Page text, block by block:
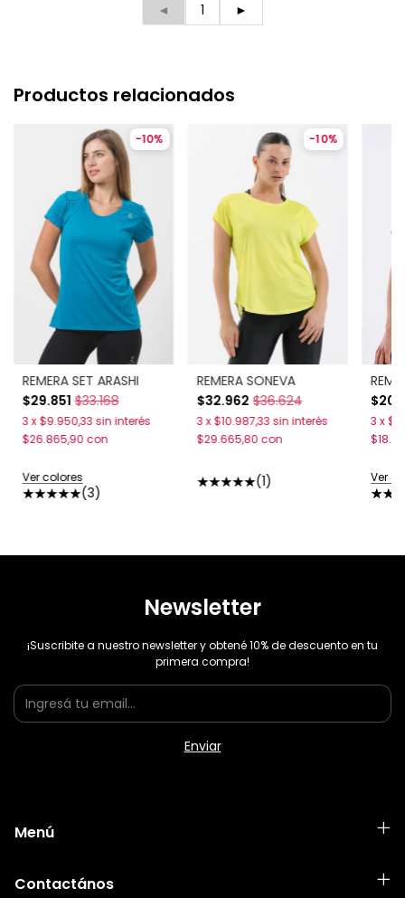
◄ 1 ►
Productos relacionados
-10%
REMERA SET ARASHI
$29.851 $33.168
(3)
3 x$9.950,33 sin interés
$26.865,90 con
Ver colores
-10%
REMERA SONEVA
$32.962 $36.624
(1)
3 x$10.987,33 sin interés
$29.665,80 con
3 x
Ver
Newsletter
¡Suscribite a nuestro newsletter y obtené 10% de descuento en tu
primera compra!
Menú
Contactános